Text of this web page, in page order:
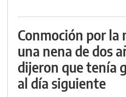
Conmoción por la
una nena de dos
dijeron que tenía
al día siguiente